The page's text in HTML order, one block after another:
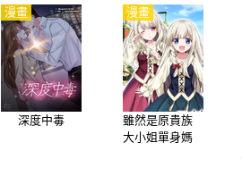
克：邊緣跑
手）【日語】
深度中毒
漫畫
雖然是原貴族
大小姐單身媽
漫畫